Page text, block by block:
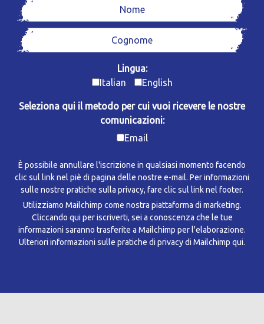
Lingua:
Italian
English
Seleziona qui il metodo per cui vuoi ricevere le nostre
comunicazioni:
Email
È possibile annullare l'iscrizione in qualsiasi momento facendo
clic sul link nel piè di pagina delle nostre e-mail. Per informazioni
sulle nostre pratiche sulla privacy, fare clic sul link nel footer.
Utilizziamo Mailchimp come nostra piattaforma di marketing.
Cliccando qui per iscriverti, sei a conoscenza che le tue
informazioni saranno trasferite a Mailchimp per l'elaborazione.
Ulteriori informazioni sulle pratiche di privacy di Mailchimp qui.